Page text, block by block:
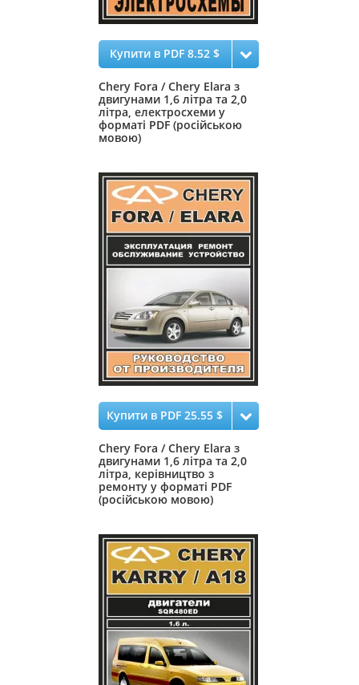
Купити в PDF 8.52 $
Chery Fora / Chery Elara з
двигунами 1,6 літра та 2,0
літра, електросхеми у
форматі PDF (російською
мовою)
Купити в PDF 25.55 $
Chery Fora / Chery Elara з
двигунами 1,6 літра та 2,0
літра, керівництво з
ремонту у форматі PDF
(російською мовою)